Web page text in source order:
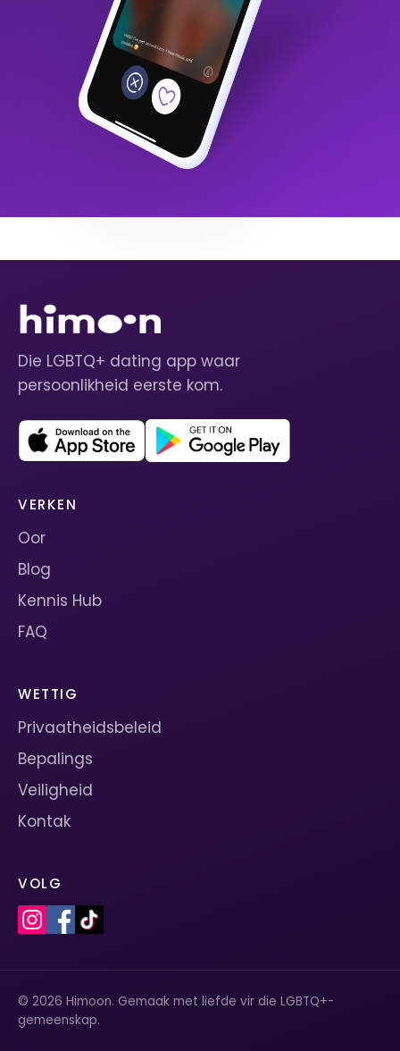
Die LGBTQ+ dating app waar
persoonlikheid eerste kom.
VERKEN
Oor
Blog
Kennis Hub
FAQ
WETTIG
Privaatheidsbeleid
Bepalings
Veiligheid
Kontak
VOLG
© 2026 Himoon. Gemaak met liefde vir die LGBTQ+-
gemeenskap.